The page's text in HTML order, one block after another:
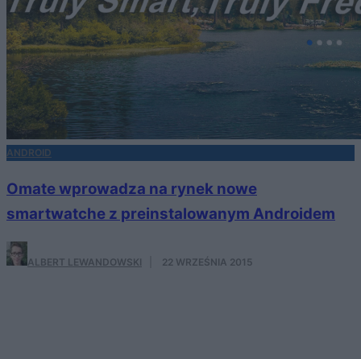
ANDROID
Omate wprowadza na rynek nowe
smartwatche z preinstalowanym Androidem
ALBERT LEWANDOWSKI 22 WRZEŚNIA 2015